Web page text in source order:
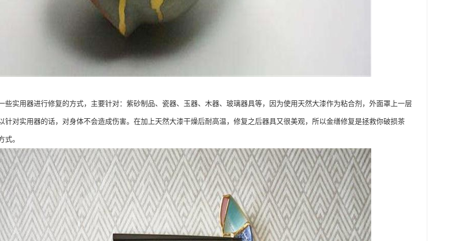
些实用器进行修复的方式，主要针对：紫砂制品、瓷器、玉器、木器、玻璃器具等，因为使用天然大漆作为粘合剂，外面罩上一层
针对实用器的话，对身体不会造成伤害。在加上天然大漆干燥后耐高温，修复之后器具又很美观，所以金缮修复是拯救你破损茶
式。